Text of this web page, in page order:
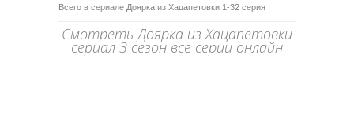
Всего в сериале Доярка из Хацапетовки 1-32 серия
Смотреть Доярка из Хацапетовки
сериал 3 сезон все серии онлайн